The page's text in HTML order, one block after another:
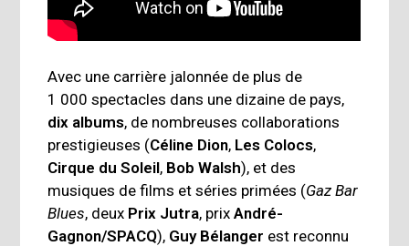
Avec une carrière jalonnée de plus de
1 000 spectacles dans une dizaine de pays,
dix albums, de nombreuses collaborations
prestigieuses (Céline Dion, Les Colocs,
Cirque du Soleil, Bob Walsh), et des
musiques de films et séries primées (Gaz Bar
Blues, deux Prix Jutra, prixAndré-
Gagnon/SPACQ), Guy Bélanger est reconnu